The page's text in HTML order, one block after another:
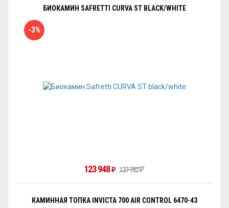
БИОКАМИН SAFRETTI CURVA ST BLACK/WHITE
-3%
123 948 ₽ 127 782₽
КАМИННАЯ ТОПКА INVICTA 700 AIR CONTROL 6470-43